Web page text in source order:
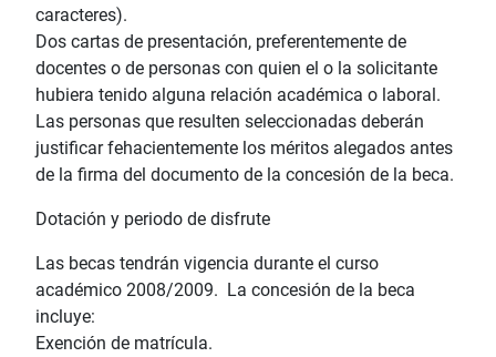
caracteres).
Dos cartas de presentación, preferentemente de
docentes o de personas con quien el o la solicitante
hubiera tenido alguna relación académica o laboral.
Las personas que resulten seleccionadas deberán
justificar fehacientemente los méritos alegados antes
de la firma del documento de la concesión de la beca.
Dotación y periodo de disfrute
Las becas tendrán vigencia durante el curso
académico 2008/2009. La concesión de la beca
incluye:
Exención de matrícula.